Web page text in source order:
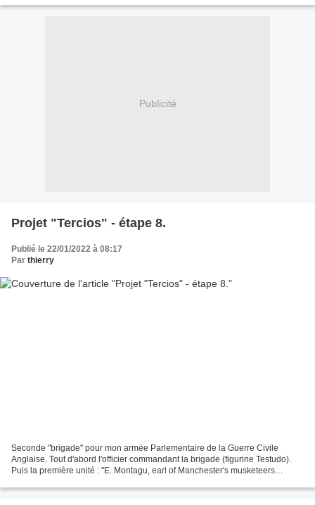
Publicité
Projet "Tercios" - étape 8.
Publié le 22/01/2022 à 08:17
Par thierry
Seconde "brigade" pour mon armée Parlementaire de la Guerre Civile
Anglaise. Tout d'abord l'officier commandant la brigade (figurine Testudo).
Puis la première unité : "E. Montagu, earl of Manchester's musketeers